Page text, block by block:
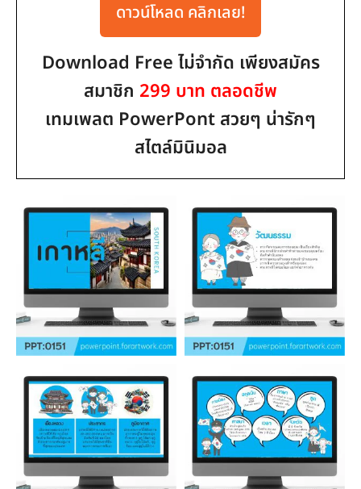
ดาวน์โหลด คลิกเลย!
Download Free ไม่จำกัด เพียงสมัคร
สมาชิก 299 บาท ตลอดชีพ
เทมเพลต PowerPont สวยๆ น่ารักๆ
สไตล์มินิมอล